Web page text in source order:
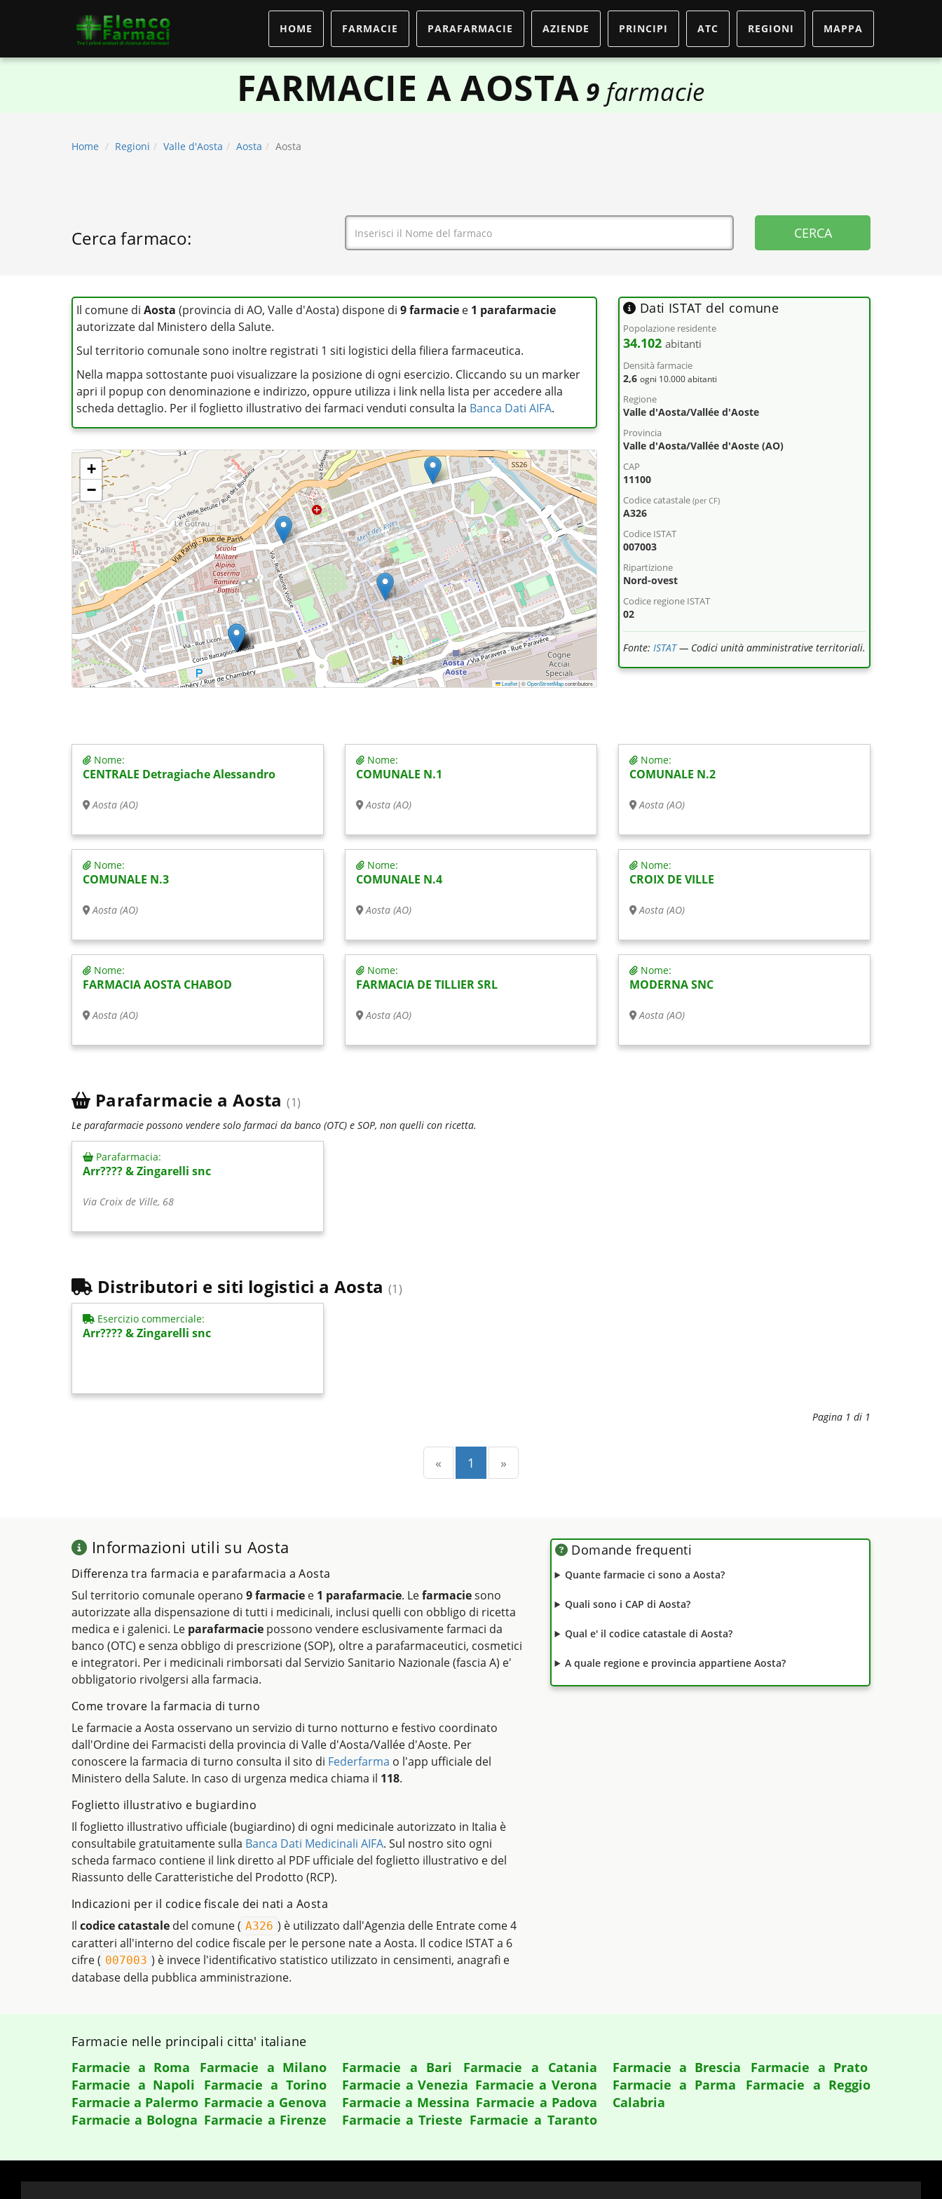
HOME FARMACIE PARAFARMACIE AZIENDE PRINCIPI ATC REGIONI MAPPA
FARMACIE A AOSTA 9 farmacie
Home Regioni Valle d'Aosta Aosta Aosta
Cerca farmaco:
Il comune di Aosta (provincia di AO, Valle d'Aosta) dispone di 9 farmacie e 1 parafarmacie
autorizzate dal Ministero della Salute.
Sul territorio comunale sono inoltre registrati 1 siti logistici della filiera farmaceutica.
Nella mappa sottostante puoi visualizzare la posizione di ogni esercizio. Cliccando su un marker
apri il popup con denominazione e indirizzo, oppure utilizza i link nella lista per accedere alla
scheda dettaglio. Per il foglietto illustrativo dei farmaci venduti consulta la Banca Dati AIFA.
+
−
Leaflet|©OpenStreetMapcontributors
Dati ISTAT del comune
Popolazione residente
34.102 abitanti
Densità farmacie
2,6 ogni 10.000 abitanti
Regione
Valle d'Aosta/Vallée d'Aoste
Provincia
Valle d'Aosta/Vallée d'Aoste (AO)
CAP
11100
Codice catastale (per CF)
A326
Codice ISTAT
007003
Ripartizione
Nord-ovest
Codice regione ISTAT
02
Fonte: ISTAT— Codici unità amministrative territoriali.
Nome:
CENTRALE Detragiache Alessandro
Aosta (AO)
Nome:
COMUNALE N.1
Aosta (AO)
Nome:
COMUNALE N.2
Aosta (AO)
Nome:
COMUNALE N.3
Aosta (AO)
Nome:
COMUNALE N.4
Aosta (AO)
Nome:
CROIX DE VILLE
Aosta (AO)
Nome:
FARMACIA AOSTA CHABOD
Aosta (AO)
Nome:
FARMACIA DE TILLIER SRL
Aosta (AO)
Nome:
MODERNA SNC
Aosta (AO)
Parafarmacie a Aosta (1)
Le parafarmacie possono vendere solo farmaci da banco (OTC) e SOP, non quelli con ricetta.
Parafarmacia:
Arr???? & Zingarelli snc
Via Croix de Ville, 68
Distributori e siti logistici a Aosta (1)
Esercizio commerciale:
Arr???? & Zingarelli snc
Pagina 1 di 1
« Precedente
1 (current)
»
Informazioni utili su Aosta
Differenza tra farmacia e parafarmacia a Aosta
Sul territorio comunale operano 9 farmacie e 1 parafarmacie. Lefarmaciesono
autorizzate alla dispensazione di tutti i medicinali, inclusi quelli con obbligo di ricetta
medica e i galenici. Le parafarmacie possono vendere esclusivamente farmaci da
banco (OTC) e senza obbligo di prescrizione (SOP), oltre a parafarmaceutici, cosmetici
e integratori. Per i medicinali rimborsati dal Servizio Sanitario Nazionale (fascia A) e'
obbligatorio rivolgersi alla farmacia.
Come trovare la farmacia di turno
Le farmacie a Aosta osservano un servizio di turno notturno e festivo coordinato
dall'Ordine dei Farmacisti della provincia di Valle d'Aosta/Vallée d'Aoste. Per
conoscere la farmacia di turno consulta il sito di Federfarma o l'app ufficiale del
Ministero della Salute. In caso di urgenza medica chiama il 118.
Foglietto illustrativo e bugiardino
Il foglietto illustrativo ufficiale (bugiardino) di ogni medicinale autorizzato in Italia è
consultabile gratuitamente sulla Banca Dati Medicinali AIFA. Sul nostro sito ogni
scheda farmaco contiene il link diretto al PDF ufficiale del foglietto illustrativo e del
Riassunto delle Caratteristiche del Prodotto (RCP).
Indicazioni per il codice fiscale dei nati a Aosta
Il codice catastale del comune ( A326 ) è utilizzato dall'Agenzia delle Entrate come 4
caratteri all'interno del codice fiscale per le persone nate a Aosta. Il codice ISTAT a 6
cifre ( 007003 ) è invece l'identificativo statistico utilizzato in censimenti, anagrafi e
database della pubblica amministrazione.
Domande frequenti
Quante farmacie ci sono a Aosta?
Quali sono i CAP di Aosta?
Qual e' il codice catastale di Aosta?
A quale regione e provincia appartiene Aosta?
Farmacie nelle principali citta' italiane
Farmacie a Roma
Farmacie a Milano
Farmacie a Napoli
Farmacie a Torino
Farmacie a Palermo Farmacie a Genova
Farmacie a Bologna Farmacie a Firenze
Farmacie a Bari
Farmacie a Catania
Farmacie a Venezia Farmacie a Verona
Farmacie a Messina Farmacie a Padova
Farmacie a Trieste Farmacie a Taranto
Farmacie a Brescia
Farmacie a Prato
Farmacie a Parma
Farmacie a Reggio
Calabria